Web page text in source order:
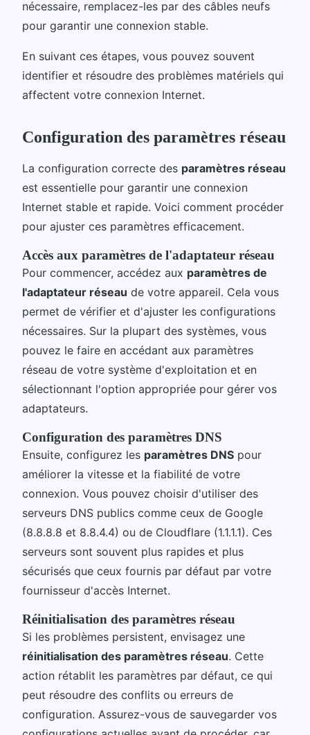
nécessaire, remplacez-les par des câbles neufs
pour garantir une connexion stable.
En suivant ces étapes, vous pouvez souvent
identifier et résoudre des problèmes matériels qui
affectent votre connexion Internet.
Configuration des paramètres réseau
La configuration correcte des paramètres réseau
est essentielle pour garantir une connexion
Internet stable et rapide. Voici comment procéder
pour ajuster ces paramètres efficacement.
Accès aux paramètres de l'adaptateur réseau
Pour commencer, accédez aux paramètres de
l'adaptateur réseau de votre appareil. Cela vous
permet de vérifier et d'ajuster les configurations
nécessaires. Sur la plupart des systèmes, vous
pouvez le faire en accédant aux paramètres
réseau de votre système d'exploitation et en
sélectionnant l'option appropriée pour gérer vos
adaptateurs.
Configuration des paramètres DNS
Ensuite, configurez les paramètres DNS pour
améliorer la vitesse et la fiabilité de votre
connexion. Vous pouvez choisir d'utiliser des
serveurs DNS publics comme ceux de Google
(8.8.8.8 et 8.8.4.4) ou de Cloudflare (1.1.1.1). Ces
serveurs sont souvent plus rapides et plus
sécurisés que ceux fournis par défaut par votre
fournisseur d'accès Internet.
Réinitialisation des paramètres réseau
Si les problèmes persistent, envisagez une
réinitialisation des paramètres réseau. Cette
action rétablit les paramètres par défaut, ce qui
peut résoudre des conflits ou erreurs de
configuration. Assurez-vous de sauvegarder vos